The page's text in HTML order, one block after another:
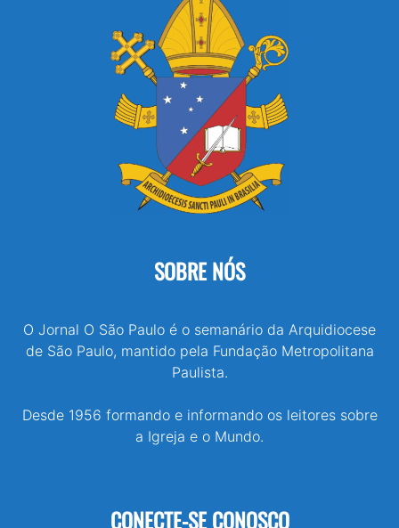
SOBRE NÓS
O Jornal O São Paulo é o semanário da Arquidiocese
de São Paulo, mantido pela Fundação Metropolitana
Paulista.
Desde 1956 formando e informando os leitores sobre
a Igreja e o Mundo.
CONECTE-SE CONOSCO